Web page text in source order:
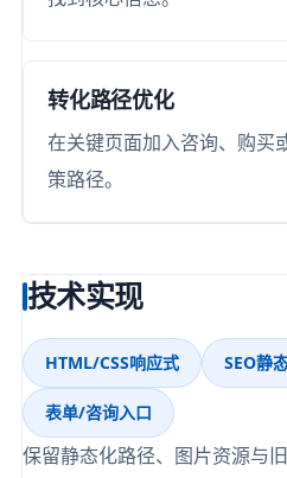
转化路径优化
在关键页面加入咨询、购买
策路径。
技术实现
HTML/CSS响应式 SEO静
表单/咨询入口
保留静态化路径、图片资源与